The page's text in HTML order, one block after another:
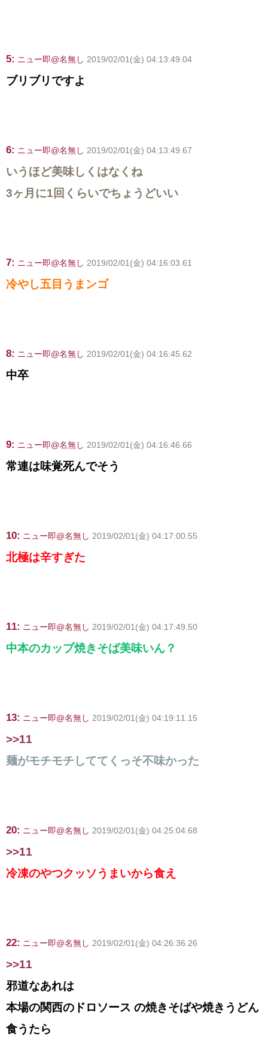
5: ニュー即@名無し 2019/02/01(金) 04:13:49.04
ブリブリですよ
6: ニュー即@名無し 2019/02/01(金) 04:13:49.67
いうほど美味しくはなくね
3ヶ月に1回くらいでちょうどいい
7: ニュー即@名無し 2019/02/01(金) 04:16:03.61
冷やし五目うまンゴ
8: ニュー即@名無し 2019/02/01(金) 04:16:45.62
中卒
9: ニュー即@名無し 2019/02/01(金) 04:16:46.66
常連は味覚死んでそう
10: ニュー即@名無し 2019/02/01(金) 04:17:00.55
北極は辛すぎた
11: ニュー即@名無し 2019/02/01(金) 04:17:49.50
中本のカップ焼きそば美味いん？
13: ニュー即@名無し 2019/02/01(金) 04:19:11.15
>>11
麺がモチモチしててくっそ不味かった
20: ニュー即@名無し 2019/02/01(金) 04:25:04.68
>>11
冷凍のやつクッソうまいから食え
22: ニュー即@名無し 2019/02/01(金) 04:26:36.26
>>11
邪道なあれは
本場の関西のドロソース の焼きそばや焼きうどん
食うたら